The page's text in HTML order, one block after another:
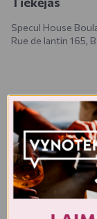
Specul House
Rue de lantin 165,
Realios prekės
Prekės, kurias
išvaizdos ar
elektroninėje
informacijai,
pakuotės
nuo informacijos,
prekių
vadovautis
kiekis yra ribotas.